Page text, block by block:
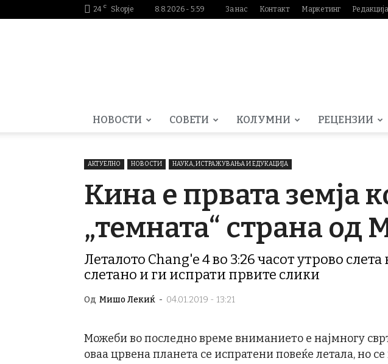
24 C Skopje 8.8.2026 - 5:59 За нас Контакт Маркетинг Редакција
НОВОСТИ СОВЕТИ КОЛУМНИ РЕЦЕНЗИИ
АКТУЕЛНО НОВОСТИ НАУКА, ИСТРАЖУВАЊА И ЕДУКАЦИЈА
Кина е првата земја
„темната“ страна од
Леталото Chang'e 4 во 3:26 часот утрово
слетано и ги испрати првите слики
Од Мишо Лекиќ - 04.01.2019 - 13:21
Можеби во последно време вниманието е најмногу
оваа црвена планета се испратени повеќе летала, но